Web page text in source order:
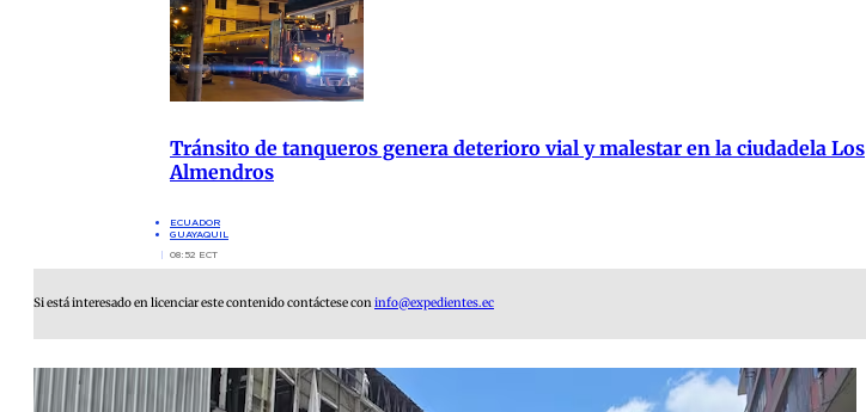
Tránsito de tanqueros genera deterioro vial y malestar en la ciudadela Los
Almendros
ECUADOR
GUAYAQUIL
08:52 ECT
Si está interesado en licenciar este contenido contáctese coninfo@expedientes.ec